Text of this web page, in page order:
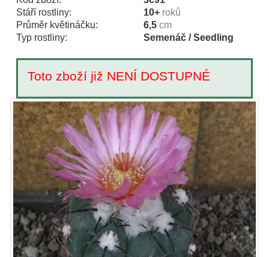
Stáří rostliny:
10+ roků
Průměr květináčku:
6,5 cm
Typ rostliny:
Semenáč / Seedling
Toto zboží již NENÍ DOSTUPNÉ